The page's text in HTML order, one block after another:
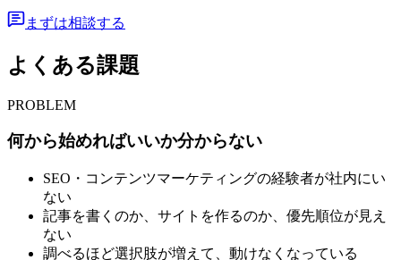
まずは相談する
よくある課題
PROBLEM
何から始めればいいか分からない
SEO・コンテンツマーケティングの経験者が社内にい
ない
記事を書くのか、サイトを作るのか、優先順位が見え
ない
調べるほど選択肢が増えて、動けなくなっている